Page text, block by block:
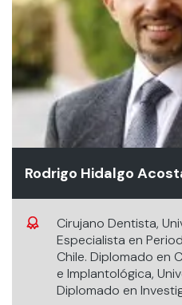
Rodrigo Hidalgo
Cirujano Dentista,
Especialista en
Chile. Diplomado en
e Implantológica,
Diplomado en